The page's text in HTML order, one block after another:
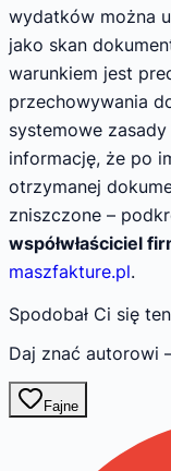
wydatków można
jako skan
warunkiem jest
przechowywania
systemowe
informację, że po
otrzymanej
zniszczone –
współwłaściciel
maszfakture.pl.
Spodobał Ci się
Daj znać autorowi
Fajne